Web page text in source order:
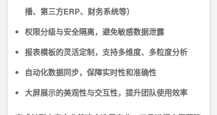
播、第三方ERP、财务系统等）
权限分级与安全隔离，避免敏感数据泄露
报表模板的灵活定制，支持多维度、多粒度分析
自动化数据同步，保障实时性和准确性
大屏展示的美观性与交互性，提升团队使用效率